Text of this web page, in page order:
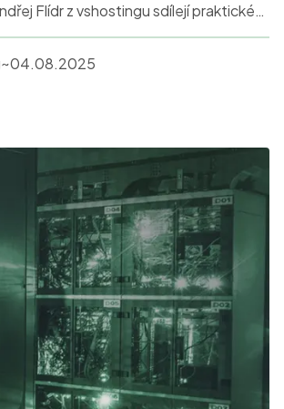
Flídr z vshostingu sdílejí praktické
hostingu největších českých e-
04.08.2025